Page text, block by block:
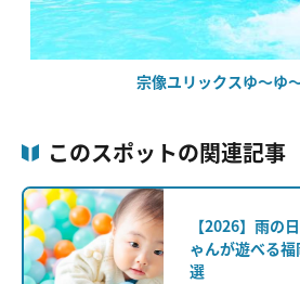
宗像ユリックスゆ～ゆ
このスポットの関連記事
【2026】雨の
ゃんが遊べる
選